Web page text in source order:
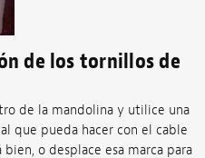
de los tornillos de
de la mandolina y utilice una
que pueda hacer con el cable
o desplace esa marca para